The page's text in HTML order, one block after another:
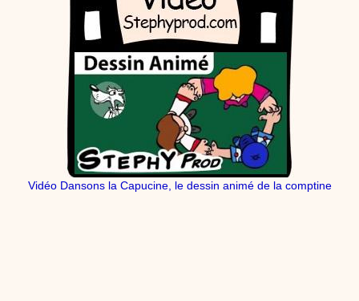
Vidéo Dansons la Capucine, le dessin animé de la comptine